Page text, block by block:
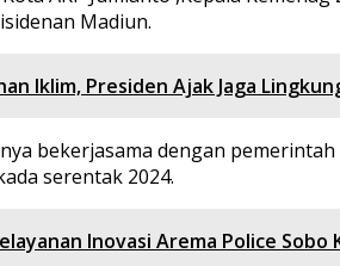
Madiun.
Iklim, Presiden Ajak Jaga
bekerjasama dengan
serentak 2024.
Inovasi Arema Police Sobo